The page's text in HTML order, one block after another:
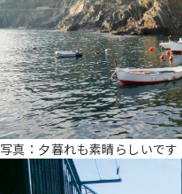
写真：夕暮れも素晴らしいです